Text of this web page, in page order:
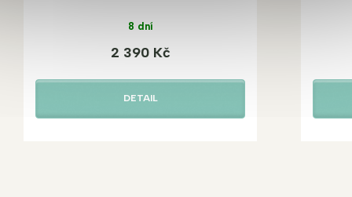
8 dní
2 390 Kč
DETAIL